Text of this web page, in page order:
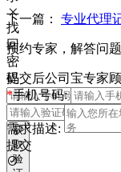
找
回
密
码
获
取
验
下一篇： 专业代理
预约专家，解答问题
提交后公司宝专家
*手机号码:
需求描述:
提交